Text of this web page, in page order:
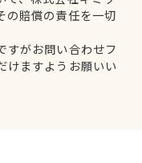
の賠償の責任を一切
すがお問い合わせフ
けますようお願いい